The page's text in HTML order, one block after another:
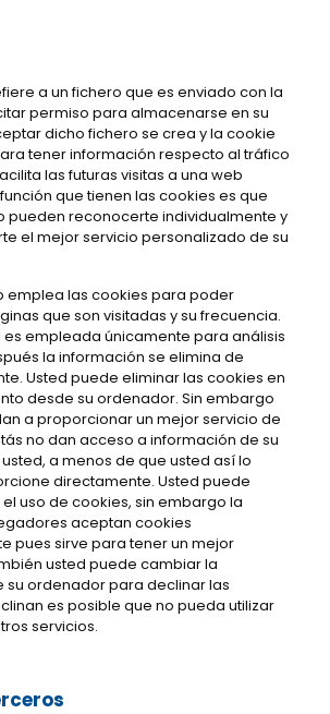
a un fichero que es enviado con la
permiso para almacenarse en su
dicho fichero se crea y la cookie
tener información respecto al tráfico
las futuras visitas a una web
que tienen las cookies es que
pueden reconocerte individualmente y
el mejor servicio personalizado de su
emplea las cookies para poder
que son visitadas y su frecuencia.
es empleada únicamente para análisis
la información se elimina de
Usted puede eliminar las cookies en
desde su ordenador. Sin embargo
a proporcionar un mejor servicio de
no dan acceso a información de su
a menos de que usted así lo
directamente. Usted puede
uso de cookies, sin embargo la
aceptan cookies
pues sirve para tener un mejor
usted puede cambiar la
su ordenador para declinar las
es posible que no pueda utilizar
servicios.